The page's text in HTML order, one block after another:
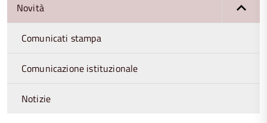
Novità
Comunicati stampa
Comunicazione istituzionale
Notizie